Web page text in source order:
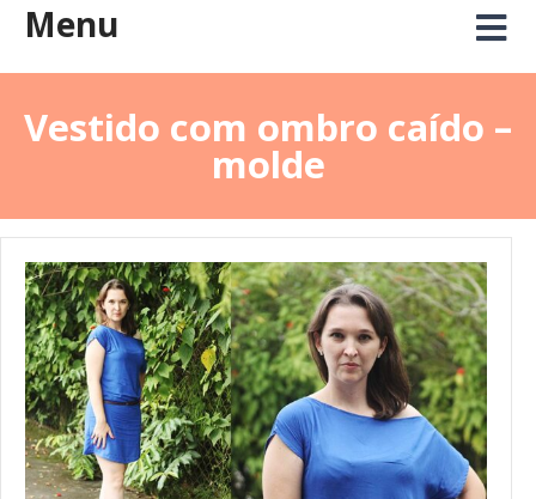
Menu
Vestido com ombro caído –
molde